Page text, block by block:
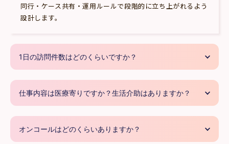
同行・ケース共有・運用ルールで段階的に立ち上がれるよう
設計します。
1日の訪問件数はどのくらいですか？
仕事内容は医療寄りですか？生活介助はありますか？
オンコールはどのくらいありますか？